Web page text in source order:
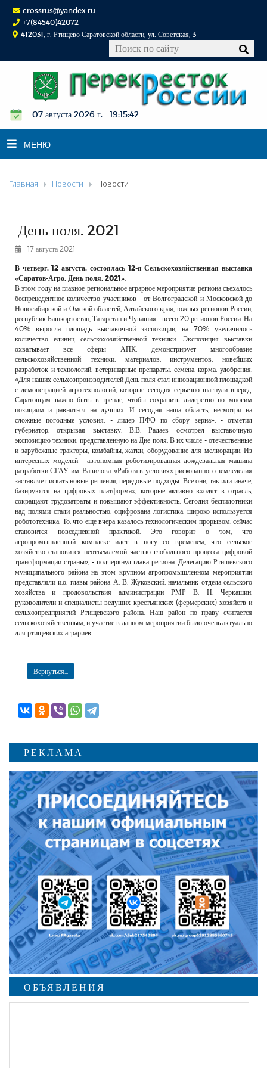
crossrus@yandex.ru
+7(84540)42072
412031, г. Ртищево Саратовской области, ул. Советская, 3
07 августа 2026 г. 19:15:43
МЕНЮ
НОВОСТИ
К СВЕДЕНИЮ
КОНКУРСЫ
РЕКЛАМОДАТЕЛЯМ
ОБЪЯВЛЕНИЯ
КОНТАКТЫ
Главная Новости Новости
День поля. 2021
17 августа 2021
В четверг, 12 августа, состоялась 12-я Сельскохозяйственная выставка
«Саратов-Агро. День поля. 2021»
В этом году на главное региональное аграрное мероприятие региона съехалось
беспрецедентное количество участников - от Волгоградской и Московской до
Новосибирской и Омской областей, Алтайского края, южных регионов России,
республик Башкортостан, Татарстан и Чувашия - всего 20 регионов России. На
40% выросла площадь выставочной экспозиции, на 70% увеличилось
количество единиц сельскохозяйственной техники. Экспозиция выставки
охватывает все сферы АПК, демонстрирует многообразие
сельскохозяйственной техники, материалов, инструментов, новейших
разработок и технологий, ветеринарные препараты, семена, корма, удобрения.
«Для наших сельхозпроизводителей День поля стал инновационной площадкой
с демонстрацией агротехнологий, которые сегодня серьезно шагнули вперед.
Саратовцам важно быть в тренде, чтобы сохранить лидерство по многим
позициям и равняться на лучших. И сегодня наша область, несмотря на
сложные погодные условия, - лидер ПФО по сбору зерна», - отметил
губернатор, открывая выставку. В.В. Радаев осмотрел выставочную
экспозицию техники, представленную на Дне поля. В их числе - отечественные
и зарубежные тракторы, комбайны, жатки, оборудование для мелиорации. Из
интересных моделей - автономная роботизированная дождевальная машина
разработки СГАУ им. Вавилова. «Работа в условиях рискованного земледелия
заставляет искать новые решения, передовые подходы. Все они, так или иначе,
базируются на цифровых платформах, которые активно входят в отрасль,
сокращают трудозатраты и повышают эффективность. Сегодня беспилотники
над полями стали реальностью, оцифрована логистика, широко используется
робототехника. То, что еще вчера казалось технологическим прорывом, сейчас
становится повседневной практикой. Это говорит о том, что
агропромышленный комплекс идет в ногу со временем, что сельское
хозяйство становится неотъемлемой частью глобального процесса цифровой
трансформации страны», - подчеркнул глава региона. Делегацию Ртищевского
муниципального района на этом крупном агропромышленном мероприятии
представляли и.о. главы района А. В. Жуковский, начальник отдела сельского
хозяйства и продовольствия администрации РМР В. Н. Черкашин,
руководители и специалисты ведущих крестьянских (фермерских) хозяйств и
сельхозпредприятий Ртищевского района. Наш район по праву считается
сельскохозяйственным, и участие в данном мероприятии было очень актуально
для ртищевских аграриев.
Вернуться...
РЕКЛАМА
ОБЪЯВЛЕНИЯ